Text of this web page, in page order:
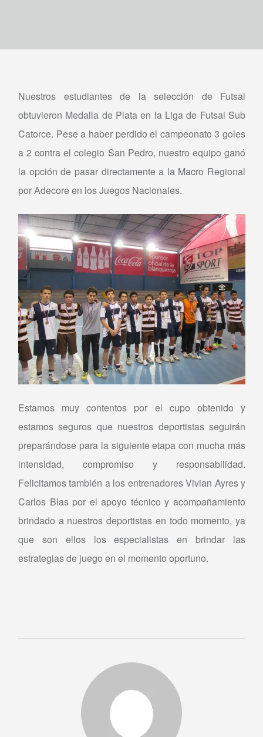
Nuestros estudiantes de la selección de Futsal
obtuvieron Medalla de Plata en la Liga de Futsal Sub
Catorce. Pese a haber perdido el campeonato 3 goles
a 2 contra el colegio San Pedro, nuestro equipo ganó
la opción de pasar directamente a la Macro Regional
por Adecore en los Juegos Nacionales.
Estamos muy contentos por el cupo obtenido y
estamos seguros que nuestros deportistas seguirán
preparándose para la siguiente etapa con mucha más
intensidad, compromiso y responsabilidad.
Felicitamos también a los entrenadores Vivian Ayres y
Carlos Blas por el apoyo técnico y acompañamiento
brindado a nuestros deportistas en todo momento, ya
que son ellos los especialistas en brindar las
estrategias de juego en el momento oportuno.